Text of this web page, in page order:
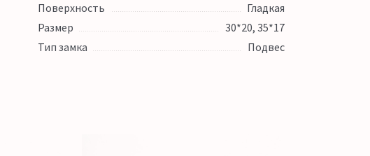
Поверхность
Гладкая
Размер
30*20, 35*17
Тип замка
Подвес